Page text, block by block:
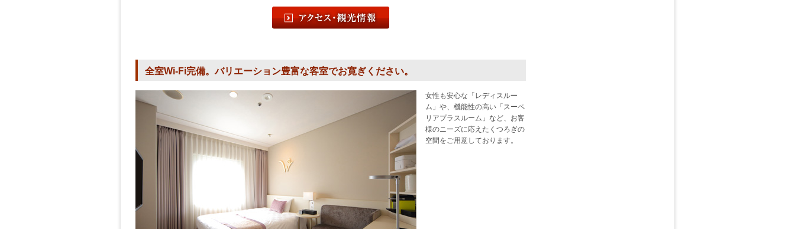
全室Wi-Fi完備。バリエーション豊富な客室でお寛ぎください。
女性も安心な「レディスルー
ム」や、機能性の高い「スーペ
リアプラスルーム」など、お客
様のニーズに応えたくつろぎの
空間をご用意しております。